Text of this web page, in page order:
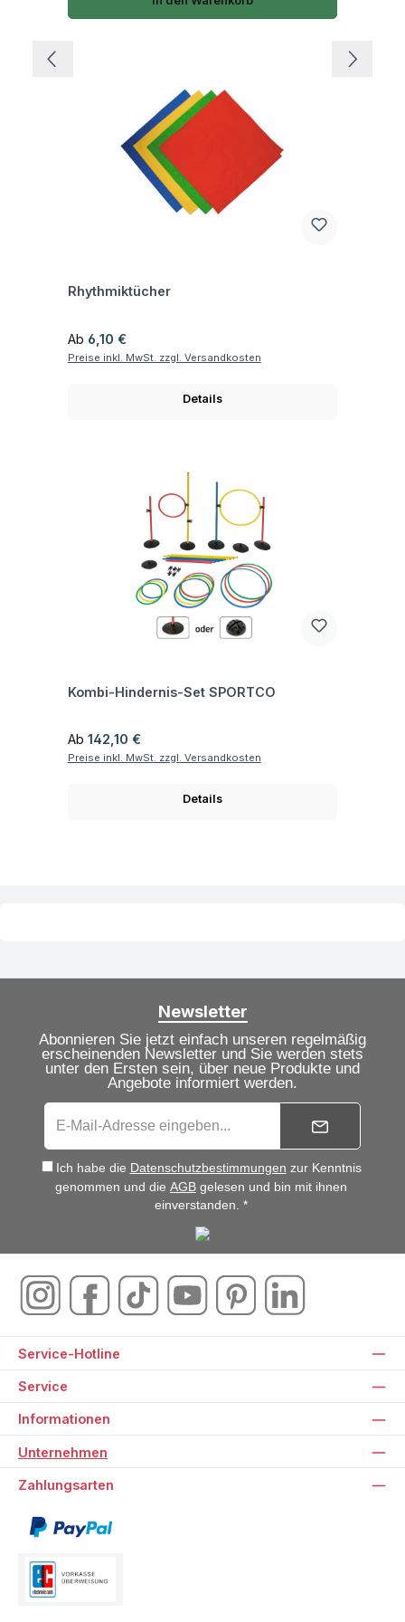
Rhythmiktücher
Regulärer Preis:
Ab 6,10 €
Preise inkl. MwSt. zzgl. Versandkosten
Details
Kombi-Hindernis-Set SPORTCO
Regulärer Preis:
Ab 142,10 €
Preise inkl. MwSt. zzgl. Versandkosten
Details
Newsletter
Abonnieren Sie jetzt einfach unseren regelmäßig
erscheinenden Newsletter und Sie werden stets
unter den Ersten sein, über neue Produkte und
Angebote informiert werden.
Ich habe die Datenschutzbestimmungen zur Kenntnis
genommen und die AGB gelesen und bin mit ihnen
einverstanden. *
Service-Hotline
Service
Informationen
Unternehmen
Zahlungsarten